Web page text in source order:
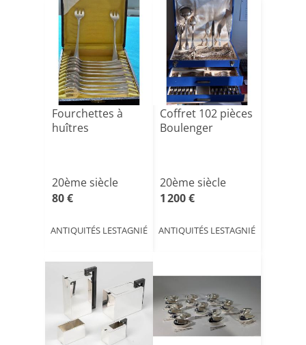
Fourchettes à
huîtres
20ème siècle
80 €
ANTIQUITÉS LESTAGNIÉ
Coffret 102 pièces
Boulenger
20ème siècle
1 200 €
ANTIQUITÉS LESTAGNIÉ